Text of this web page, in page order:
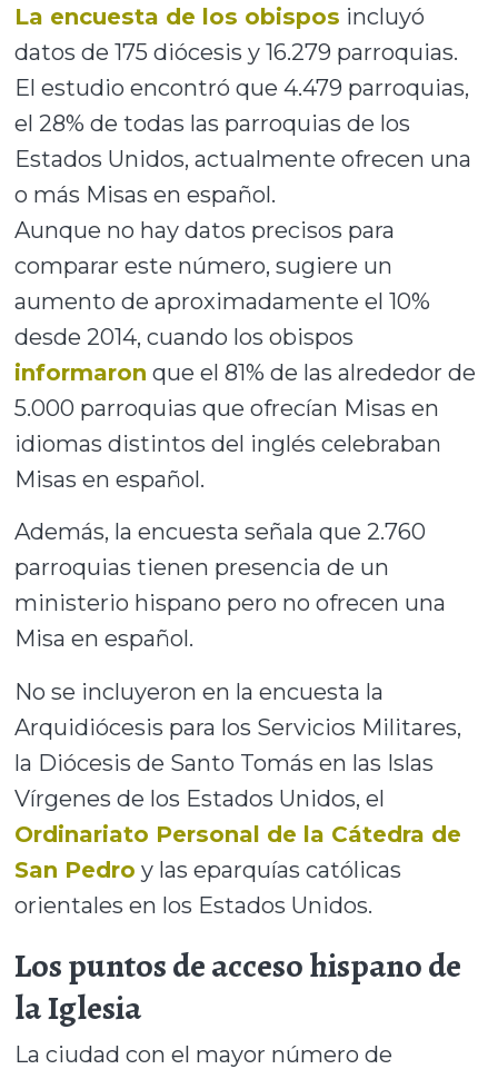
La encuesta de los obispos incluyó
datos de 175 diócesis y 16.279 parroquias.
El estudio encontró que 4.479 parroquias,
el 28% de todas las parroquias de los
Estados Unidos, actualmente ofrecen una
o más Misas en español.
Aunque no hay datos precisos para
comparar este número, sugiere un
aumento de aproximadamente el 10%
desde 2014, cuando los obispos
informaron que el 81% de las alrededor de
5.000 parroquias que ofrecían Misas en
idiomas distintos del inglés celebraban
Misas en español.
Además, la encuesta señala que 2.760
parroquias tienen presencia de un
ministerio hispano pero no ofrecen una
Misa en español.
No se incluyeron en la encuesta la
Arquidiócesis para los Servicios Militares,
la Diócesis de Santo Tomás en las Islas
Vírgenes de los Estados Unidos, el
Ordinariato Personal de la Cátedra de
San Pedro y las eparquías católicas
orientales en los Estados Unidos.
Los puntos de acceso hispano de
la Iglesia
La ciudad con el mayor número de